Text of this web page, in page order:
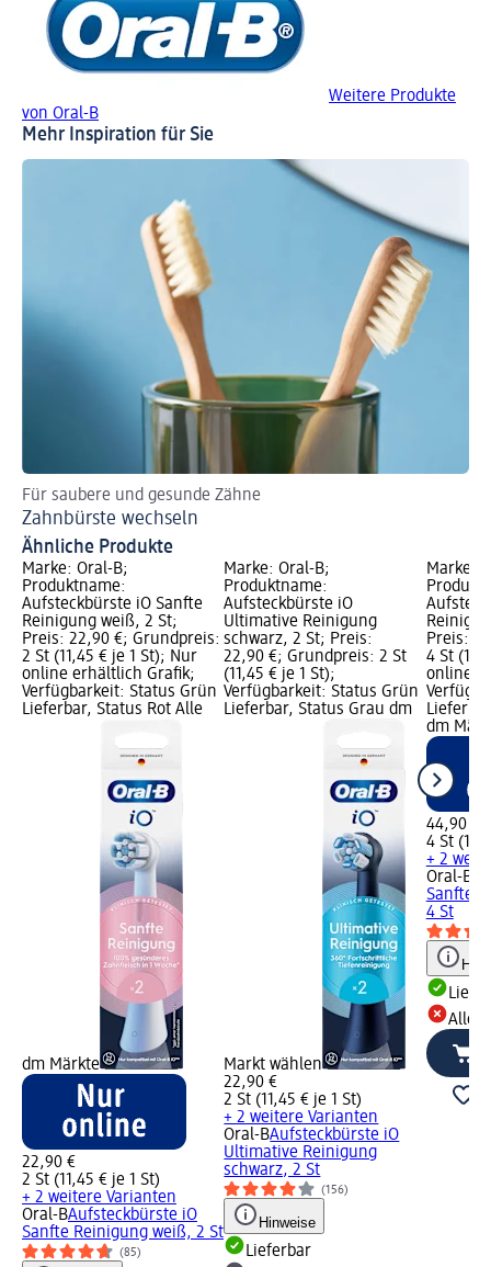
Weitere Produkte
von Oral-B
Mehr Inspiration für Sie
Für saubere und gesunde Zähne
Zahnbürste wechseln
Ähnliche Produkte
Marke: Oral-B;
Produktname:
Aufsteckbürste iO Sanfte
Reinigung weiß, 2 St;
Preis: 22,90 €; Grundpreis:
2 St (11,45 € je 1 St); Nur
online erhältlich Grafik;
Verfügbarkeit: Status Grün
Lieferbar, Status Rot Alle
dm Märkte
22,90 €
2 St (11,45 € je 1 St)
+ 2 weitere Varianten
Oral-BAufsteckbürste iO
Sanfte Reinigung weiß, 2 St
(85)
Marke: Oral-B;
Produktname:
Aufsteckbürste iO
Ultimative Reinigung
schwarz, 2 St; Preis:
22,90 €; Grundpreis: 2 St
(11,45 € je 1 St);
Verfügbarkeit: Status Grün
Lieferbar, Status Grau dm
Markt wählen
22,90 €
2 St (11,45 € je 1 St)
+ 2 weitere Varianten
Oral-BAufsteckbürste iO
Ultimative Reinigung
schwarz, 2 St
(156)
Hinweise
Lieferbar
Marke:
Preis:
4 St
online
dm
44,90 €
4 St
+ 2
Oral-B
Sanfte
4 St
Alle